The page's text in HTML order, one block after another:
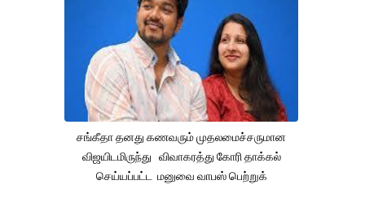
சங்கீதா தனது கணவரும் முதலமைச்சருமான
விஜயிடமிருந்து விவாகரத்து கோரி தாக்கல்
செய்யப்பட்ட மனுவை வாபஸ் பெற்றுக்